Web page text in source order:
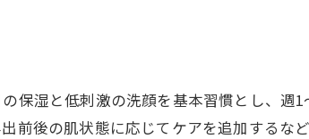
保つための生活習慣ポイント
保湿と低刺激の洗顔を基本習慣とし、週
前後の肌状態に応じてケアを追加するな